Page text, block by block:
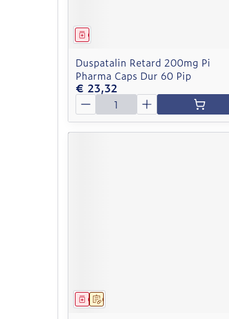
Geneesmiddel
Duspatalin Retard 200mg Pi
Pharma Caps Dur 60 Pip
€ 23,32
Aantal
Op voorschrift
Geneesmiddel